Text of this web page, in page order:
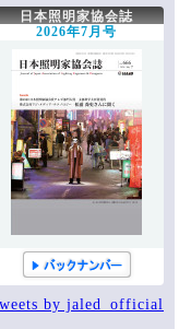
文化芸術基本法
劇場法
関西支部
中国支部
四国支部
九州支部
沖縄支部
テレビ部会
次世代育成委員会
安全委員会
技術委員会
顕彰委員会
広報委員会
出版委員会
国際委員会
手帳編集作業部会
新人講座作業部会
関連書籍
JALED YouTube
知っ得 法律
エッセイ
全国ホール・劇場一覧
各種購入・購読の申込み
協会への連絡
役立つ知識箱
協会誌こぼれ話
掲示板
協会誌アーカイブ
登録情報
協会へのお問い合わせ
日本照明家協会誌
2026年7月号
by jaled_official